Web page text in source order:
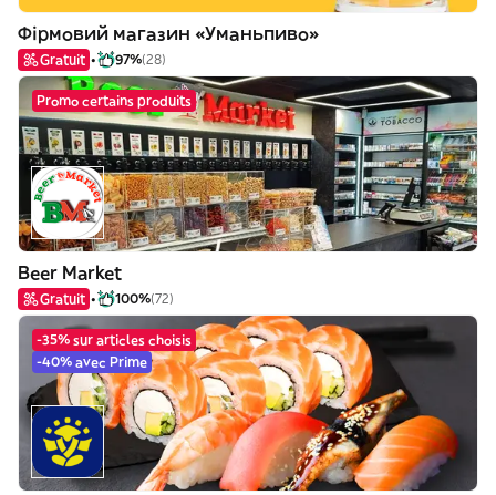
Фірмовий магазин «Уманьпиво»
Gratuit 97%(28)
Promo certains produits
Beer Market
Gratuit 100%(72)
-35% sur articles choisis
-40% avec Prime